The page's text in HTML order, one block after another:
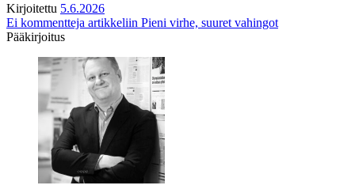
Kirjoitettu 5.6.2026
Ei kommentteja artikkeliin Pieni virhe, suuret vahingot
Pääkirjoitus